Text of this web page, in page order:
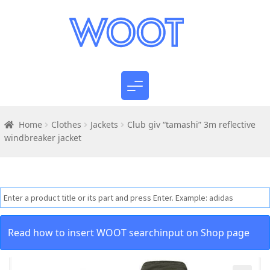
Home Clothes Jackets
Club giv “tamashi” 3m reflective
windbreaker jacket
Read how to insert WOOT searchinput on Shop page